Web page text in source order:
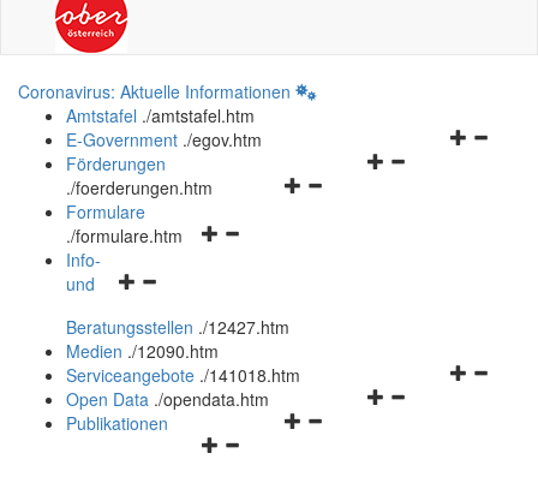
Coronavirus: Aktuelle Informationen
Amtstafel ./amtstafel.htm
Navigationsmenü
E-Government ./egov.htm
Navigationsmenü
Förderungen
./foerderungen.htm
Navigationsmenü
Formulare
./formulare.htm
Navigationsmenü
und
schließen
Info-
und
Beratungsstellen ./12427.htm
Medien ./12090.htm
Navigationsmenü
Serviceangebote ./141018.htm
Navigationsmenü
Open Data ./opendata.htm
Navigationsmenü
Publikationen